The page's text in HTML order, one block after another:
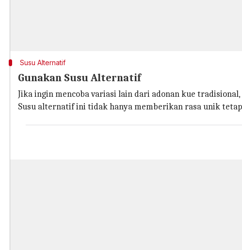
Susu Alternatif
Gunakan Susu Alternatif
Jika ingin mencoba variasi lain dari adonan kue
Susu alternatif ini tidak hanya memberikan rasa unik